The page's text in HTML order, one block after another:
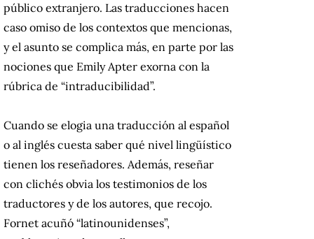
público extranjero. Las traducciones hacen
caso omiso de los contextos que mencionas,
y el asunto se complica más, en parte por las
nociones que Emily Apter exorna con la
rúbrica de “intraducibilidad”.
Cuando se elogia una traducción al español
o al inglés cuesta saber qué nivel lingüístico
tienen los reseñadores. Además, reseñar
con clichés obvia los testimonios de los
traductores y de los autores, que recojo.
Fornet acuñó “latinounidenses”,